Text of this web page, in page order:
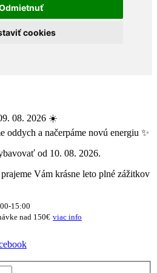
cookies
08. 2026 ☀️
a načerpáme novú energiu ✨
od 10. 08. 2026.
Vám krásne leto plné zážitkov
15:00
nad 150€ viac info